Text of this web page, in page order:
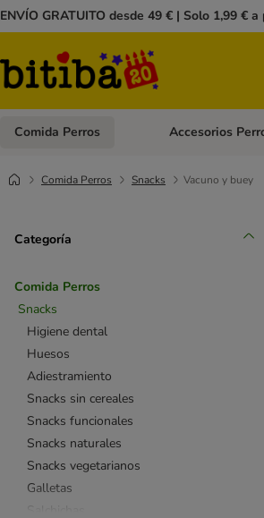
ENVÍO GRATUITO desde 49 € | Solo 1,99 €
Comida Perros Menú de
Accesorios
Comida Perros Snacks Vacuno y buey
Categoría
Comida Perros
Snacks
Higiene dental
Huesos
Adiestramiento
Snacks sin cereales
Snacks funcionales
Snacks naturales
Snacks vegetarianos
Galletas